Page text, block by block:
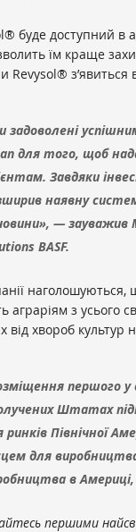
буде доступний в
їм краще
Revysol® з’явиться
задоволені
для того, щоб
Завдяки
наявну
— зауважив
BASF.
наголошуються,
аграріям з усього
від хвороб
першого у
Штатах
ринків Північної
для
в Америці,
першими